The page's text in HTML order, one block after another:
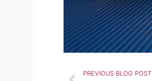
Précédent
PREVIOUS BLOG POST